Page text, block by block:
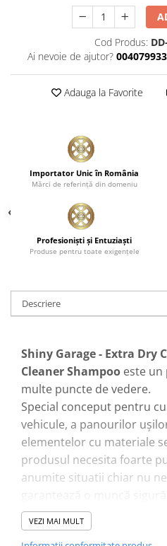
Cod Produs:
Ai nevoie de ajutor?
Adauga la Favorite
Importator Unic în România
Mărci de referinţă din domeniu
Profesionişti şi Entuziaşti
Produse pentru toate exigenţele
Descriere
Shiny Garage - Extra Dry
Cleaner Shampoo este
multe puncte de vedere.
Special conceput pentru
vehicule, a panourilor
elementelor cu materiale
produsul necesita foarte
anumite situatii chiar nu
suprafetelor curățate
Se bazează pe tehnologia
VEZI MAI MULT